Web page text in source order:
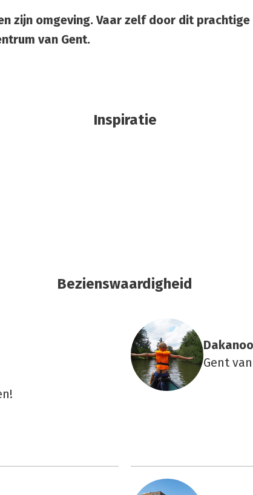
zijn omgeving. Vaar zelf door dit
van Gent.
Inspiratie
Bezienswaardigheid
Gent